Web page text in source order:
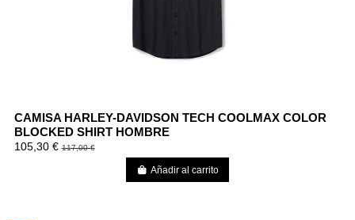
CAMISA HARLEY-DAVIDSON TECH COOLMAX COLOR
BLOCKED SHIRT HOMBRE
105,30 €117,00 €
Añadir al carrito